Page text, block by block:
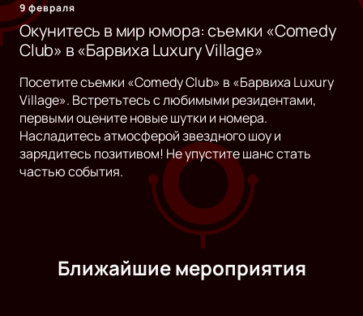
9 февраля
Окунитесь в мир юмора: съемки «Comedy
Club» в «Барвиха Luxury Village»
Посетите съемки «Comedy Club» в «Барвиха Luxury
Village». Встретьтесь с любимыми резидентами,
первыми оцените новые шутки и номера.
Насладитесь атмосферой звездного шоу и
зарядитесь позитивом! Не упустите шанс стать
частью события.
Ближайшие мероприятия